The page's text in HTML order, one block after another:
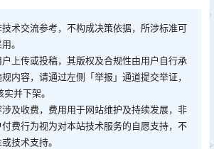
术交流参考，不构成决策依据，所涉标准可
。
上传或投稿，其版权及合规性由用户自行承
内容，请通过左侧「举报」通道提交举证，
并下架。
及收费，费用用于网站维护及持续发展，非
费行为视为对本站技术服务的自愿支持，不
技术支持。